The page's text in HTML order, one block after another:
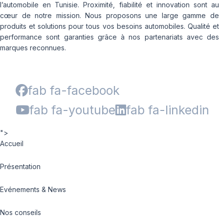
l’automobile en Tunisie. Proximité, fiabilité et innovation sont au
cœur de notre mission. Nous proposons une large gamme de
produits et solutions pour tous vos besoins automobiles. Qualité et
performance sont garanties grâce à nos partenariats avec des
marques reconnues.
fab fa-facebook
fab fa-youtube
fab fa-linkedin
">
Accueil
Présentation
Evénements & News
Nos conseils